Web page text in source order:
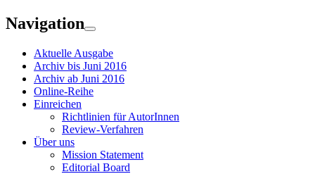
Navigation
Aktuelle Ausgabe
Archiv bis Juni 2016
Archiv ab Juni 2016
Online-Reihe
Einreichen
Richtlinien für AutorInnen
Review-Verfahren
Über uns
Mission Statement
Editorial Board